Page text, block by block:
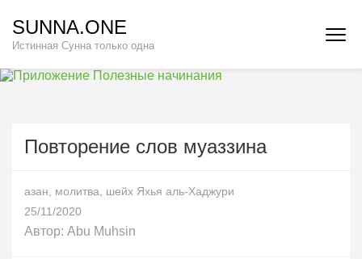
содержимому
(нажмите
Enter)
SUNNA.ONE
Истинная Сунна только одна
Повторение слов муаззина
азан молитва
шейх Яхья аль-Хаджури
25/11/2020
Автор: Abu Muhsin